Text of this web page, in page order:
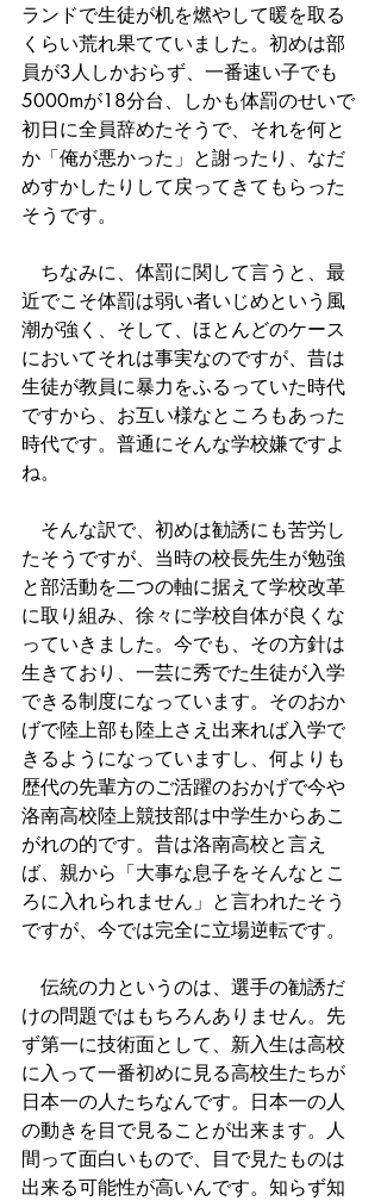
ランドで生徒が机を燃やして暖を取る
くらい荒れ果てていました。初めは部
員が3人しかおらず、一番速い子でも
5000mが18分台、しかも体罰のせいで
初日に全員辞めたそうで、それを何と
か「俺が悪かった」と謝ったり、なだ
めすかしたりして戻ってきてもらった
そうです。
ちなみに、体罰に関して言うと、最
近でこそ体罰は弱い者いじめという風
潮が強く、そして、ほとんどのケース
においてそれは事実なのですが、昔は
生徒が教員に暴力をふるっていた時代
ですから、お互い様なところもあった
時代です。普通にそんな学校嫌ですよ
ね。
そんな訳で、初めは勧誘にも苦労し
たそうですが、当時の校長先生が勉強
と部活動を二つの軸に据えて学校改革
に取り組み、徐々に学校自体が良くな
っていきました。今でも、その方針は
生きており、一芸に秀でた生徒が入学
できる制度になっています。そのおか
げで陸上部も陸上さえ出来れば入学で
きるようになっていますし、何よりも
歴代の先輩方のご活躍のおかげで今や
洛南高校陸上競技部は中学生からあこ
がれの的です。昔は洛南高校と言え
ば、親から「大事な息子をそんなとこ
ろに入れられません」と言われたそう
ですが、今では完全に立場逆転です。
伝統の力というのは、選手の勧誘だ
けの問題ではもちろんありません。先
ず第一に技術面として、新入生は高校
に入って一番初めに見る高校生たちが
日本一の人たちなんです。日本一の人
の動きを目で見ることが出来ます。人
間って面白いもので、目で見たものは
出来る可能性が高いんです。知らず知